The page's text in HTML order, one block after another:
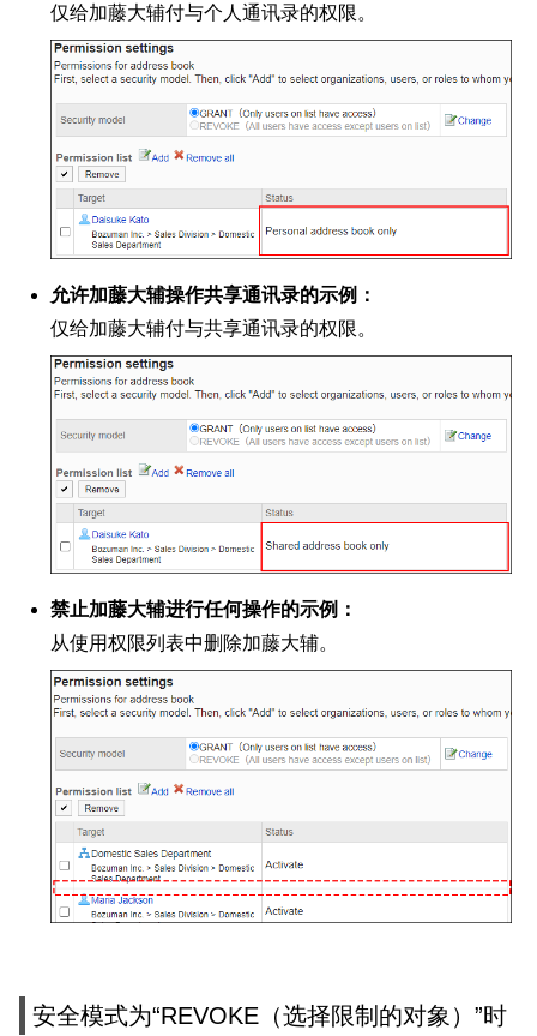
仅给加藤大辅付与个人通讯录的权限。
允许加藤大辅操作共享通讯录的示例：
仅给加藤大辅付与共享通讯录的权限。
禁止加藤大辅进行任何操作的示例：
从使用权限列表中删除加藤大辅。
安全模式为“REVOKE（选择限制的对象）”时